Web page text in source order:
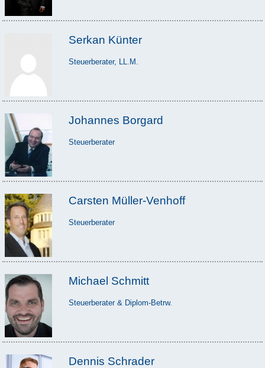
Serkan Künter
Steuerberater, LL.M.
Johannes Borgard
Steuerberater
Carsten Müller-Venhoff
Steuerberater
Michael Schmitt
Steuerberater & Diplom-Betrw.
Dennis Schrader